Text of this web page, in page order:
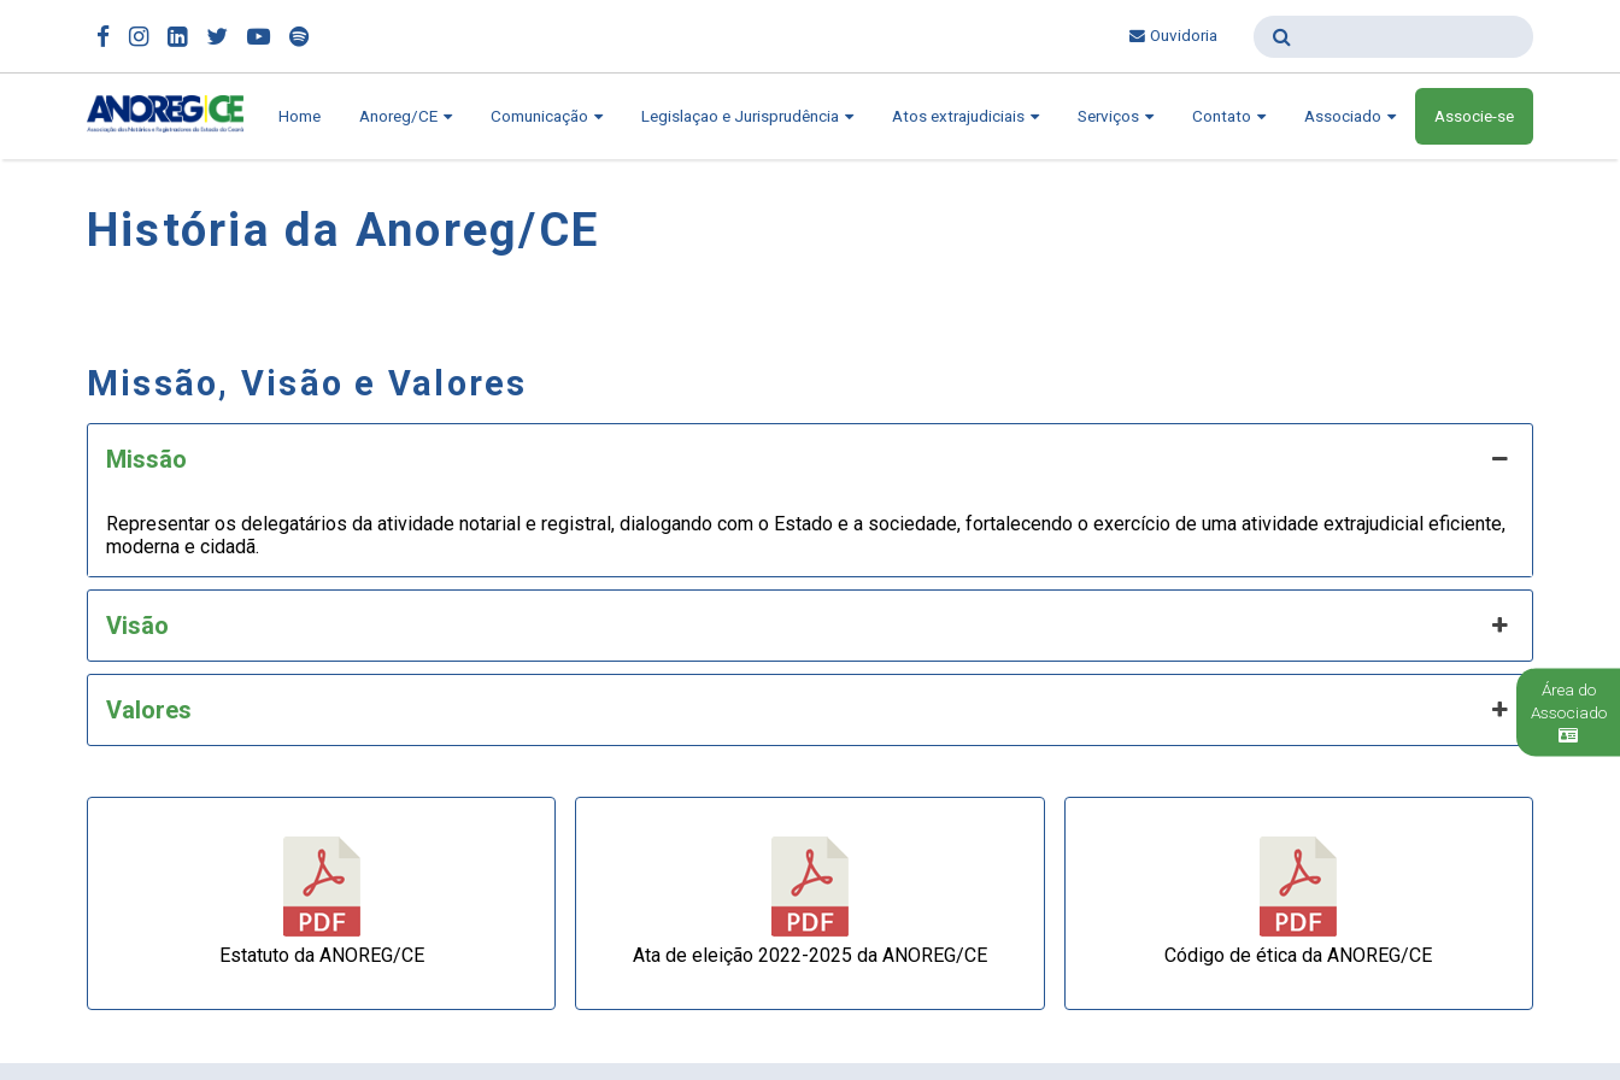
Área do
Associado
Ouvidoria
Home Anoreg/CE Comunicação Legislaçao e Jurisprudência Atos extrajudiciais Serviços Contato Associado Associe-se
História da Anoreg/CE
Missão, Visão e Valores
Missão
Representar os delegatários da atividade notarial e registral, dialogando com o Estado e a sociedade, fortalecendo o exercício de uma atividade extrajudicial eficiente,
moderna e cidadã.
Visão
Valores
Estatuto da ANOREG/CE Ata de eleição 2022-2025 da ANOREG/CE Código de ética da ANOREG/CE